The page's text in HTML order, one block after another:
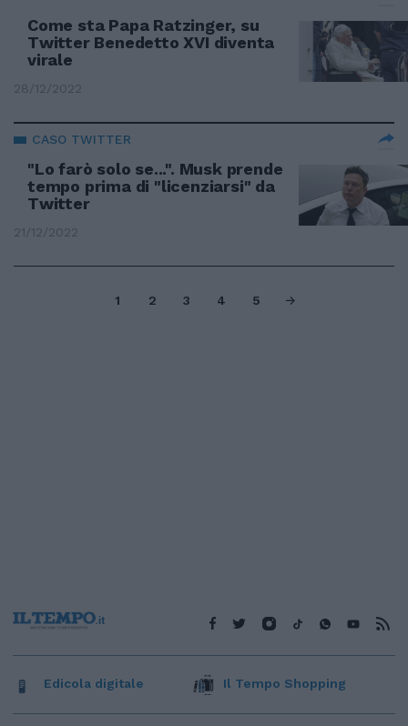
Come sta Papa Ratzinger, su
Twitter Benedetto XVI diventa
virale
28/12/2022
CASO TWITTER
"Lo farò solo se...". Musk prende
tempo prima di "licenziarsi" da
Twitter
21/12/2022
1 2 3 4 5
Edicola digitale Il Tempo Shopping